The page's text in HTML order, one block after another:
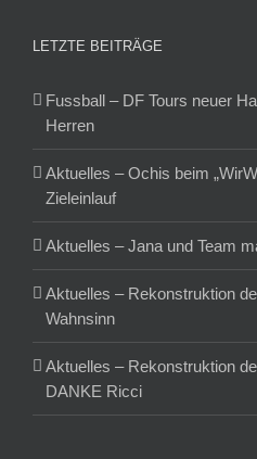
LETZTE BEITRÄGE
Fussball – DF Tours neuer
Herren
Aktuelles – Ochis beim
Zieleinlauf
Aktuelles – Jana und Team
Aktuelles – Rekonstruktion
Wahnsinn
Aktuelles – Rekonstruktion
DANKE Ricci